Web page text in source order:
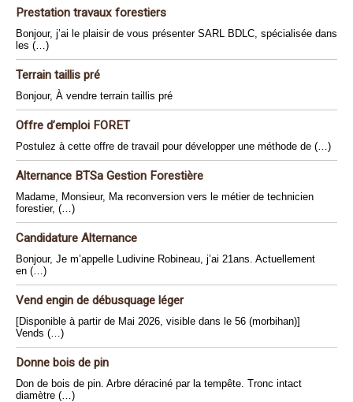
Prestation travaux forestiers
Bonjour, j’ai le plaisir de vous présenter SARL BDLC, spécialisée dans
les (…)
Terrain taillis pré
Bonjour, À vendre terrain taillis pré
Offre d’emploi FORET
Postulez à cette offre de travail pour développer une méthode de (…)
Alternance BTSa Gestion Forestière
Madame, Monsieur, Ma reconversion vers le métier de technicien
forestier, (…)
Candidature Alternance
Bonjour, Je m’appelle Ludivine Robineau, j’ai 21ans. Actuellement
en (…)
Vend engin de débusquage léger
[Disponible à partir de Mai 2026, visible dans le 56 (morbihan)]
Vends (…)
Donne bois de pin
Don de bois de pin. Arbre déraciné par la tempête. Tronc intact
diamètre (…)